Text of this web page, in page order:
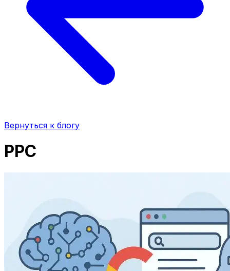
Вернуться к блогу
PPC